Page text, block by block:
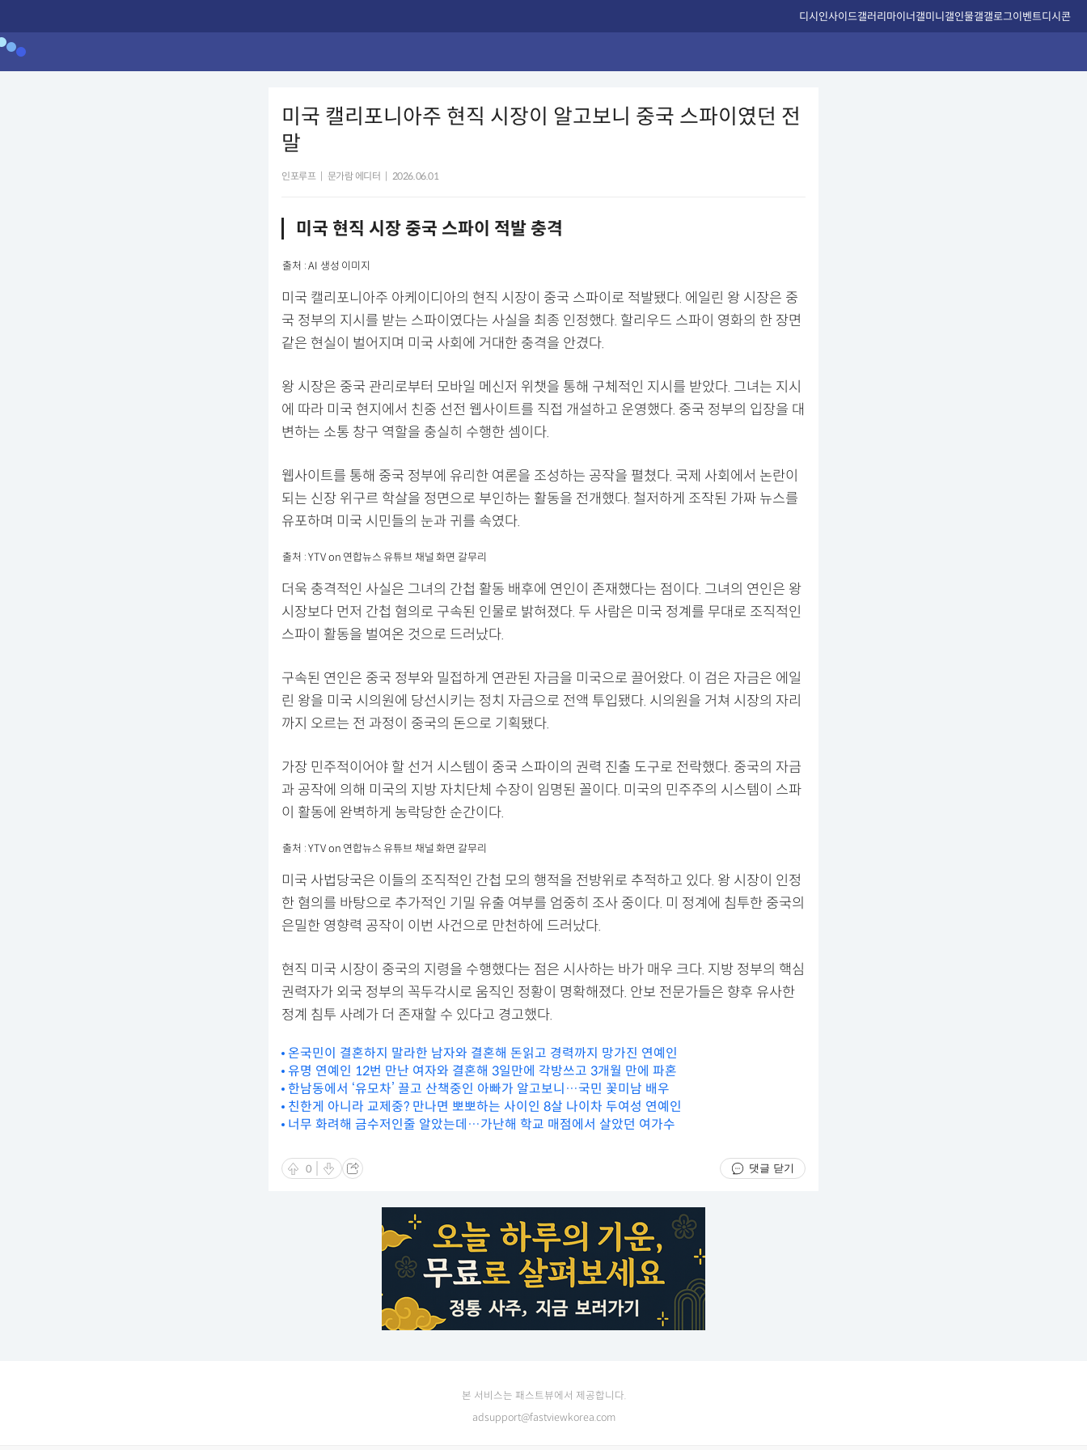
디시인사이드갤러리마이너갤미니갤인물갤갤로그이벤트디시콘
미국 캘리포니아주 현직 시장이 알고보니 중국 스파이였던 전
말
인포루프 문가람 에디터 2026.06.01
미국 현직 시장 중국 스파이 적발 충격
출처 : AI 생성 이미지
미국 캘리포니아주 아케이디아의 현직 시장이 중국 스파이로 적발됐다. 에일린 왕 시장은 중
국 정부의 지시를 받는 스파이였다는 사실을 최종 인정했다. 할리우드 스파이 영화의 한 장면
같은 현실이 벌어지며 미국 사회에 거대한 충격을 안겼다.
왕 시장은 중국 관리로부터 모바일 메신저 위챗을 통해 구체적인 지시를 받았다. 그녀는 지시
에 따라 미국 현지에서 친중 선전 웹사이트를 직접 개설하고 운영했다. 중국 정부의 입장을 대
변하는 소통 창구 역할을 충실히 수행한 셈이다.
웹사이트를 통해 중국 정부에 유리한 여론을 조성하는 공작을 펼쳤다. 국제 사회에서 논란이
되는 신장 위구르 학살을 정면으로 부인하는 활동을 전개했다. 철저하게 조작된 가짜 뉴스를
유포하며 미국 시민들의 눈과 귀를 속였다.
출처 : YTV on 연합뉴스 유튜브 채널 화면 갈무리
더욱 충격적인 사실은 그녀의 간첩 활동 배후에 연인이 존재했다는 점이다. 그녀의 연인은 왕
시장보다 먼저 간첩 혐의로 구속된 인물로 밝혀졌다. 두 사람은 미국 정계를 무대로 조직적인
스파이 활동을 벌여온 것으로 드러났다.
구속된 연인은 중국 정부와 밀접하게 연관된 자금을 미국으로 끌어왔다. 이 검은 자금은 에일
린 왕을 미국 시의원에 당선시키는 정치 자금으로 전액 투입됐다. 시의원을 거쳐 시장의 자리
까지 오르는 전 과정이 중국의 돈으로 기획됐다.
가장 민주적이어야 할 선거 시스템이 중국 스파이의 권력 진출 도구로 전락했다. 중국의 자금
과 공작에 의해 미국의 지방 자치단체 수장이 임명된 꼴이다. 미국의 민주주의 시스템이 스파
이 활동에 완벽하게 농락당한 순간이다.
출처 : YTV on 연합뉴스 유튜브 채널 화면 갈무리
미국 사법당국은 이들의 조직적인 간첩 모의 행적을 전방위로 추적하고 있다. 왕 시장이 인정
한 혐의를 바탕으로 추가적인 기밀 유출 여부를 엄중히 조사 중이다. 미 정계에 침투한 중국의
은밀한 영향력 공작이 이번 사건으로 만천하에 드러났다.
현직 미국 시장이 중국의 지령을 수행했다는 점은 시사하는 바가 매우 크다. 지방 정부의 핵심
권력자가 외국 정부의 꼭두각시로 움직인 정황이 명확해졌다. 안보 전문가들은 향후 유사한
정계 침투 사례가 더 존재할 수 있다고 경고했다.
온국민이 결혼하지 말라한 남자와 결혼해 돈읽고 경력까지 망가진 연예인
유명 연예인 12번 만난 여자와 결혼해 3일만에 각방쓰고 3개월 만에 파혼
한남동에서 ‘유모차’ 끌고 산책중인 아빠가 알고보니…국민 꽃미남 배우
친한게 아니라 교제중? 만나면 뽀뽀하는 사이인 8살 나이차 두여성 연예인
너무 화려해 금수저인줄 알았는데…가난해 학교 매점에서 살았던 여가수
0 댓글 닫기
본 서비스는 패스트뷰에서 제공합니다.
adsupport@fastviewkorea.com